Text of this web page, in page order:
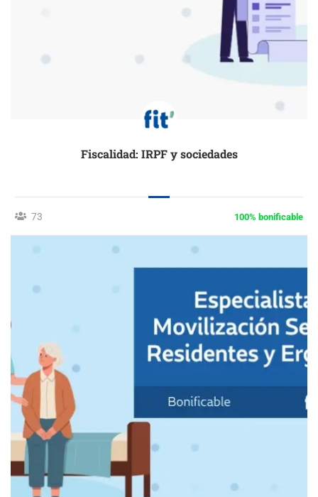
Fiscalidad: IRPF y sociedades
73 100% bonificable